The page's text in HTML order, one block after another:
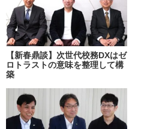
【新春鼎談】次世代校務DXはゼ
ロトラストの意味を整理して構
築